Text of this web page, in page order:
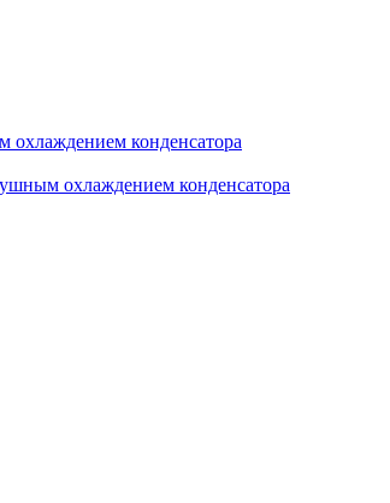
конденсатора
охлаждением конденсатора